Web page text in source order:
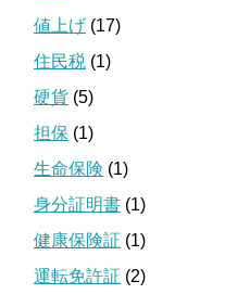
値上げ (17)
住民税 (1)
硬貨 (5)
担保 (1)
生命保険 (1)
身分証明書 (1)
健康保険証 (1)
運転免許証 (2)